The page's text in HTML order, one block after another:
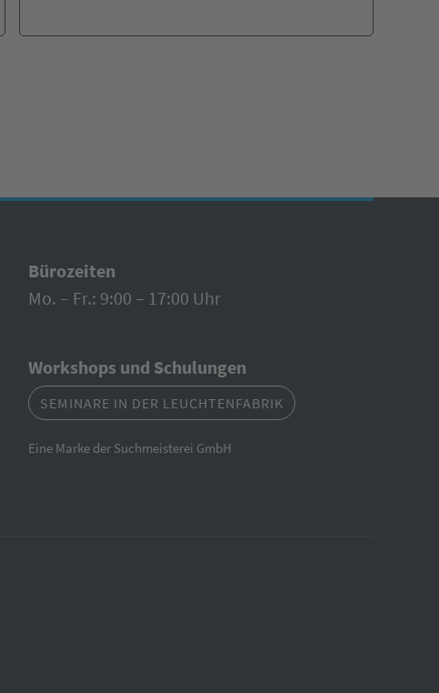
Bürozeiten
Mo. – Fr.: 9:00 – 17:00 Uhr
Workshops und Schulungen
SEMINARE IN DER LEUCHTENFABRIK
Eine Marke der Suchmeisterei GmbH